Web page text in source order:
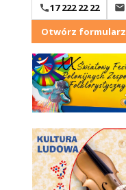
17 222 22 22
Otwórz formularz